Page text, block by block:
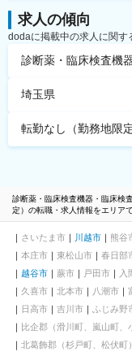
求人の傾向
dodaに掲載中の求人に関す
診断薬・臨床検査機
埼玉県
転勤なし（勤務地限定
診断薬・臨床検査機器・臨床検
定）の転職・求人情報をエリア
さいたま市 川越市 熊谷
本庄市
東松山市 春日部
越谷市
蕨市 戸田市 入
久喜市
北本市 八潮市
日高市
吉川市 ふじみ野
比企郡（滑川町、嵐山町、
北葛飾郡（杉戸町、松伏町）